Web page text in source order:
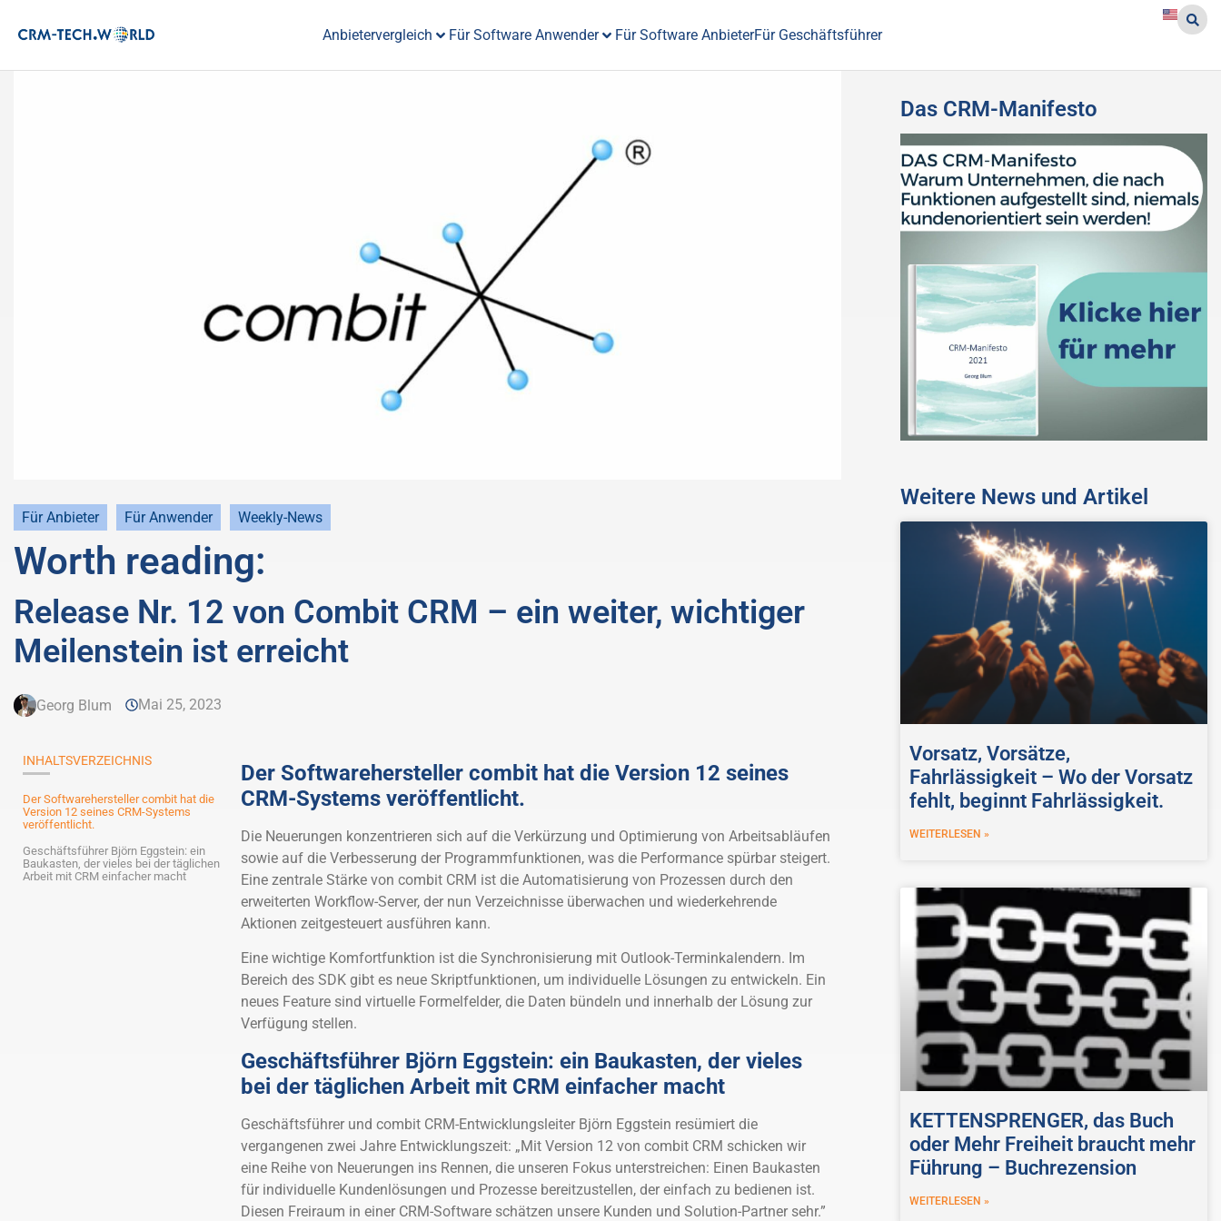
Anbietervergleich Für Software Anwender Für Software AnbieterFür Geschäftsführer
Für Anbieter Für Anwender Weekly-News
Worth reading:
Release Nr. 12 von Combit CRM – ein weiter, wichtiger
Meilenstein ist erreicht
Georg Blum Mai 25, 2023
INHALTSVERZEICHNIS
Der Softwarehersteller combit hat die
Version 12 seines CRM-Systems
veröffentlicht.
Geschäftsführer Björn Eggstein: ein
Baukasten, der vieles bei der täglichen
Arbeit mit CRM einfacher macht
Der Softwarehersteller combit hat die Version 12 seines
CRM-Systems veröffentlicht.
Die Neuerungen konzentrieren sich auf die Verkürzung und Optimierung von Arbeitsabläufen
sowie auf die Verbesserung der Programmfunktionen, was die Performance spürbar steigert.
Eine zentrale Stärke von combit CRM ist die Automatisierung von Prozessen durch den
erweiterten Workflow-Server, der nun Verzeichnisse überwachen und wiederkehrende
Aktionen zeitgesteuert ausführen kann.
Eine wichtige Komfortfunktion ist die Synchronisierung mit Outlook-Terminkalendern. Im
Bereich des SDK gibt es neue Skriptfunktionen, um individuelle Lösungen zu entwickeln. Ein
neues Feature sind virtuelle Formelfelder, die Daten bündeln und innerhalb der Lösung zur
Verfügung stellen.
Geschäftsführer Björn Eggstein: ein Baukasten, der vieles
bei der täglichen Arbeit mit CRM einfacher macht
Geschäftsführer und combit CRM-Entwicklungsleiter Björn Eggstein resümiert die
vergangenen zwei Jahre Entwicklungszeit: „Mit Version 12 von combit CRM schicken wir
eine Reihe von Neuerungen ins Rennen, die unseren Fokus unterstreichen: Einen Baukasten
für individuelle Kundenlösungen und Prozesse bereitzustellen, der einfach zu bedienen ist.
Diesen Freiraum in einer CRM-Software schätzen unsere Kunden und Solution-Partner sehr.”
Das CRM-Manifesto
Weitere News und Artikel
Vorsatz, Vorsätze,
Fahrlässigkeit – Wo der Vorsatz
fehlt, beginnt Fahrlässigkeit.
WEITERLESEN »
KETTENSPRENGER, das Buch
oder Mehr Freiheit braucht mehr
Führung – Buchrezension
WEITERLESEN »